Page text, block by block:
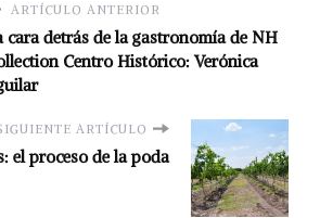
ARTÍCULO ANTERIOR
cara detrás de la gastronomía de NH
Centro Histórico: Verónica
ARTÍCULO
el proceso de la poda